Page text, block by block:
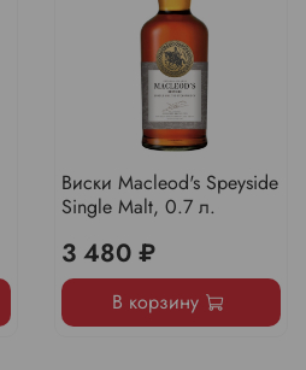
Виски Macleod's Speyside
Single Malt, 0.7 л.
3 480 ₽
В корзину